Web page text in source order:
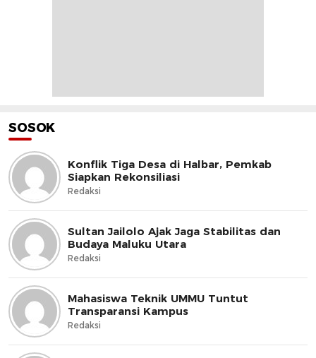
SOSOK
Konflik Tiga Desa di Halbar, Pemkab
Siapkan Rekonsiliasi
Redaksi
Sultan Jailolo Ajak Jaga Stabilitas dan
Budaya Maluku Utara
Redaksi
Mahasiswa Teknik UMMU Tuntut
Transparansi Kampus
Redaksi